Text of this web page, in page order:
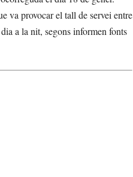
va provocar el tall de servei entre
a la nit, segons informen fonts